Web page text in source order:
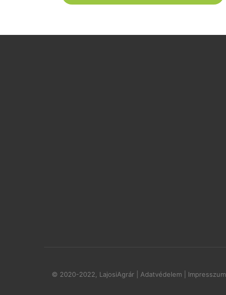
© 2020-2022, LajosiAgrár Adatvédelem Impresszum